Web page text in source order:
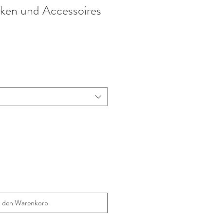
und Accessoires
den Warenkorb